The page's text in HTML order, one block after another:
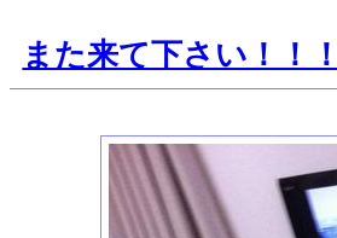
また来て下さい！！！